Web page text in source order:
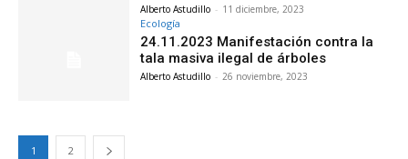
Alberto Astudillo - 11 diciembre, 2023
Ecología
24.11.2023 Manifestación contra la
tala masiva ilegal de árboles
Alberto Astudillo - 26 noviembre, 2023
1 2